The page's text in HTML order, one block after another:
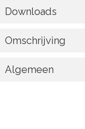
Downloads
Omschrijving
Algemeen